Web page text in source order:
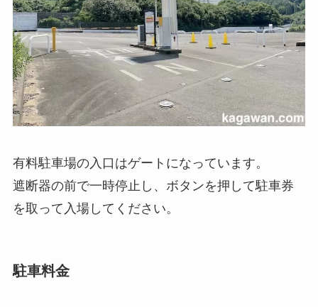
有料駐車場の入口はゲートになっています。
遮断器の前で一時停止し、ボタンを押して駐車券
を取って入場してください。
駐車料金